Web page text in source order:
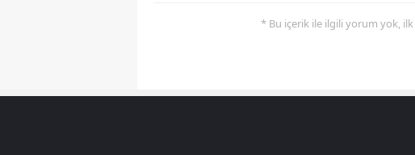
* Bu içerik ile ilgili yorum yok, ilk